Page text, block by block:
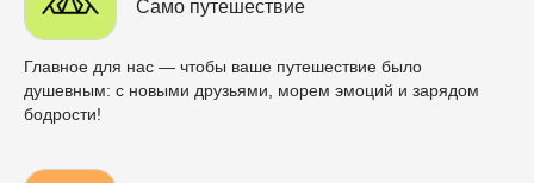
Само путешествие
Главное для нас — чтобы ваше путешествие было
душевным: с новыми друзьями, морем эмоций и зарядом
бодрости!